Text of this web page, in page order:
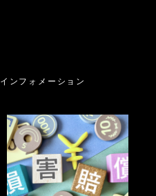
インフォメーション